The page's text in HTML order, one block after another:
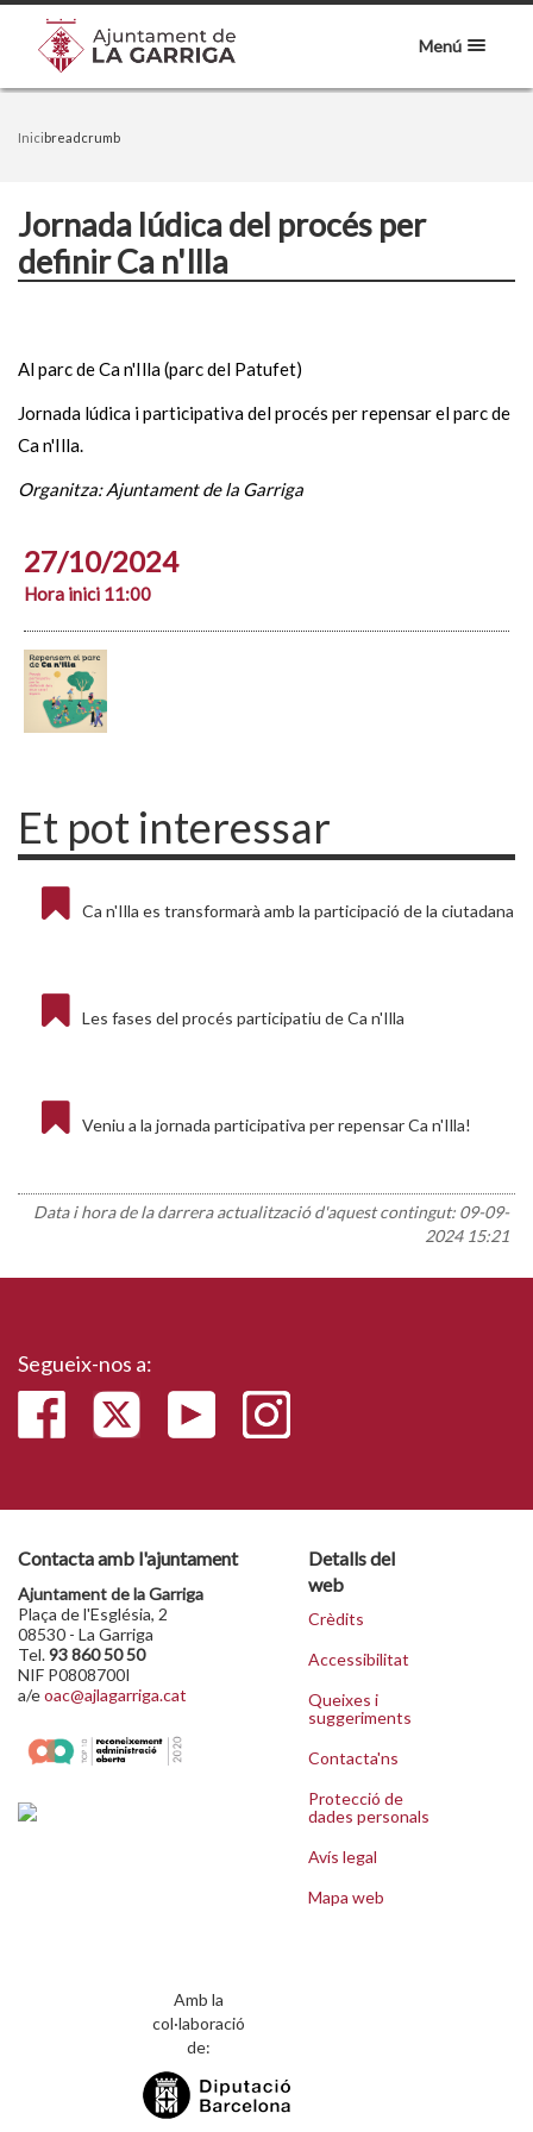
Menú
Inicibreadcrumb
Jornada lúdica del procés per
definir Ca n'Illa
Al parc de Ca n'Illa (parc del Patufet)
Jornada lúdica i participativa del procés per repensar el parc de
Ca n'Illa.
Organitza: Ajuntament de la Garriga
27/10/2024
Hora inici 11:00
Et pot interessar
Ca n'Illa es transformarà amb la participació de la ciutadana
Les fases del procés participatiu de Ca n'Illa
Veniu a la jornada participativa per repensar Ca n'Illa!
Data i hora de la darrera actualització d'aquest contingut: 09-09-
2024 15:21
Segueix-nos a:
Contacta amb l'ajuntament
Ajuntament de la Garriga
Plaça de l'Església, 2
08530 - La Garriga
Tel.93 860 50 50
NIF P0808700I
a/eoac@ajlagarriga.cat
Detalls del
web
Crèdits
Accessibilitat
Queixes i
suggeriments
Contacta'ns
Protecció de
dades personals
Avís legal
Mapa web
Amb la
col·laboració
de: